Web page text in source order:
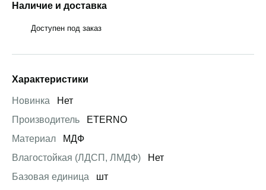
Наличие и доставка
Доступен под заказ
Характеристики
Новинка
Нет
Производитель
ETERNO
Материал
МДФ
Влагостойкая (ЛДСП, ЛМДФ)
Нет
Базовая единица
шт